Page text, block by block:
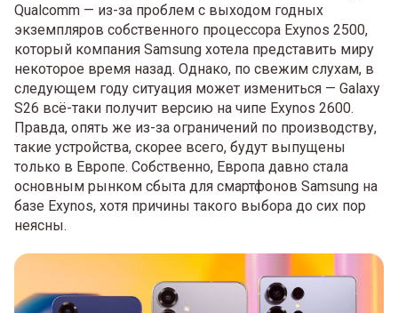
Qualcomm — из-за проблем с выходом годных
экземпляров собственного процессора Exynos 2500,
который компания Samsung хотела представить миру
некоторое время назад. Однако, по свежим слухам, в
следующем году ситуация может измениться — Galaxy
S26 всё-таки получит версию на чипе Exynos 2600.
Правда, опять же из-за ограничений по производству,
такие устройства, скорее всего, будут выпущены
только в Европе. Собственно, Европа давно стала
основным рынком сбыта для смартфонов Samsung на
базе Exynos, хотя причины такого выбора до сих пор
неясны.